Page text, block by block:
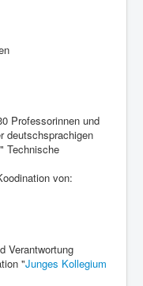
Professorinnen und
deutschsprachigen
Technische
von:
Verantwortung
"Junges Kollegium